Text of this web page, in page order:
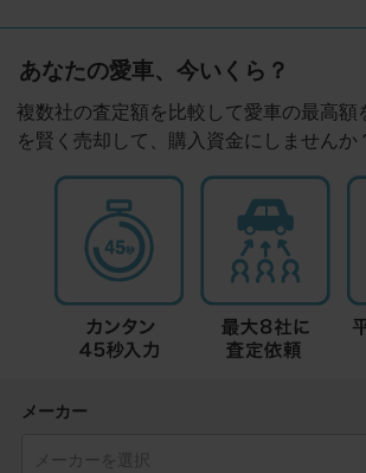
あなたの愛車、今いくら？
複数社の査定額を比較して愛車の最高額
を賢く売却して、購入資金にしませんか
メーカー